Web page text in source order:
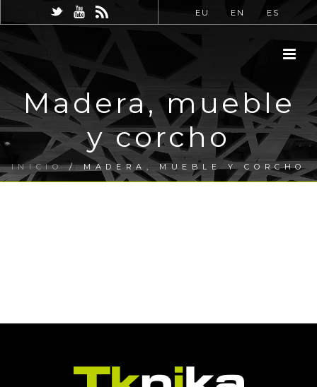
EU EN ES
Madera, mueble
y corcho
INICIO/MADERA, MUEBLE Y CORCHO